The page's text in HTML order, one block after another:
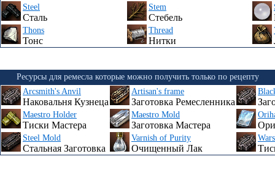
Steel
Сталь
Stem
Стебель
Thons
Тонс
Thread
Нитки
Ресурсы для ремесла которые можно получить только по рецепту
Arcsmith's Anvil
Наковальня Кузнеца
Artisan's frame
Заготовка Ремесленника
Maestro Holder
Тиски Мастера
Maestro Mold
Заготовка Мастера
Steel Mold
Стальная Заготовка
Varnish of Purity
Очищенный Лак